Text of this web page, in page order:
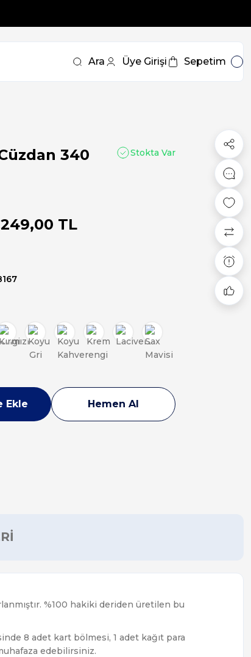
Ara Üye Girişi Sepetim
340
Stokta Var
TL
Ekle Hemen Al
%100 hakiki deriden üretilen bu
8 adet kart bölmesi, 1 adet kağıt para
edebilirsiniz.